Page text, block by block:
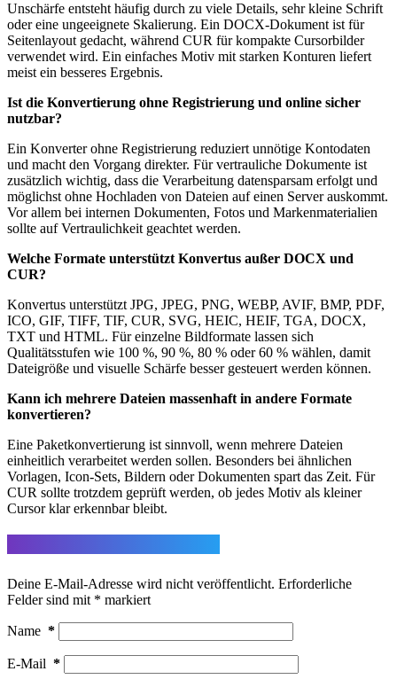
Unschärfe entsteht häufig durch zu viele Details, sehr kleine Schrift
oder eine ungeeignete Skalierung. Ein DOCX-Dokument ist für
Seitenlayout gedacht, während CUR für kompakte Cursorbilder
verwendet wird. Ein einfaches Motiv mit starken Konturen liefert
meist ein besseres Ergebnis.
Ist die Konvertierung ohne Registrierung und online sicher
nutzbar?
Ein Konverter ohne Registrierung reduziert unnötige Kontodaten
und macht den Vorgang direkter. Für vertrauliche Dokumente ist
zusätzlich wichtig, dass die Verarbeitung datensparsam erfolgt und
möglichst ohne Hochladen von Dateien auf einen Server auskommt.
Vor allem bei internen Dokumenten, Fotos und Markenmaterialien
sollte auf Vertraulichkeit geachtet werden.
Welche Formate unterstützt Konvertus außer DOCX und
CUR?
Konvertus unterstützt JPG, JPEG, PNG, WEBP, AVIF, BMP, PDF,
ICO, GIF, TIFF, TIF, CUR, SVG, HEIC, HEIF, TGA, DOCX,
TXT und HTML. Für einzelne Bildformate lassen sich
Qualitätsstufen wie 100 %, 90 %, 80 % oder 60 % wählen, damit
Dateigröße und visuelle Schärfe besser gesteuert werden können.
Kann ich mehrere Dateien massenhaft in andere Formate
konvertieren?
Eine Paketkonvertierung ist sinnvoll, wenn mehrere Dateien
einheitlich verarbeitet werden sollen. Besonders bei ähnlichen
Vorlagen, Icon-Sets, Bildern oder Dokumenten spart das Zeit. Für
CUR sollte trotzdem geprüft werden, ob jedes Motiv als kleiner
Cursor klar erkennbar bleibt.
Deine E-Mail-Adresse wird nicht veröffentlicht. Erforderliche
Felder sind mit * markiert
Name *
E-Mail *